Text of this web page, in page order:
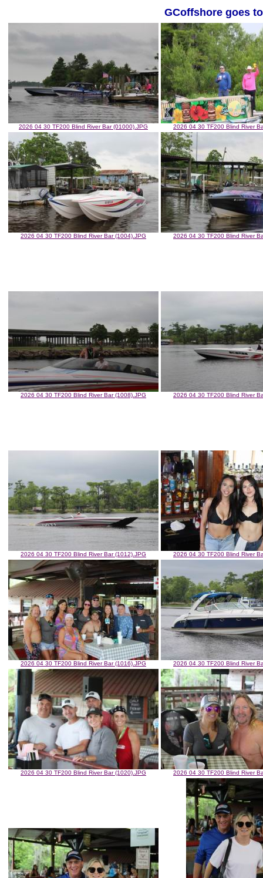
GCoffshore goes
2026 04 30 TF200 Blind River Bar (01000).JPG 2026 04 30 TF200 Blind River
2026 04 30 TF200 Blind River Bar (1004).JPG 2026 04 30 TF200 Blind River
2026 04 30 TF200 Blind River Bar (1008).JPG 2026 04 30 TF200 Blind River
2026 04 30 TF200 Blind River Bar (1012).JPG 2026 04 30 TF200 Blind River
2026 04 30 TF200 Blind River Bar (1016).JPG 2026 04 30 TF200 Blind River
2026 04 30 TF200 Blind River Bar (1020).JPG 2026 04 30 TF200 Blind River